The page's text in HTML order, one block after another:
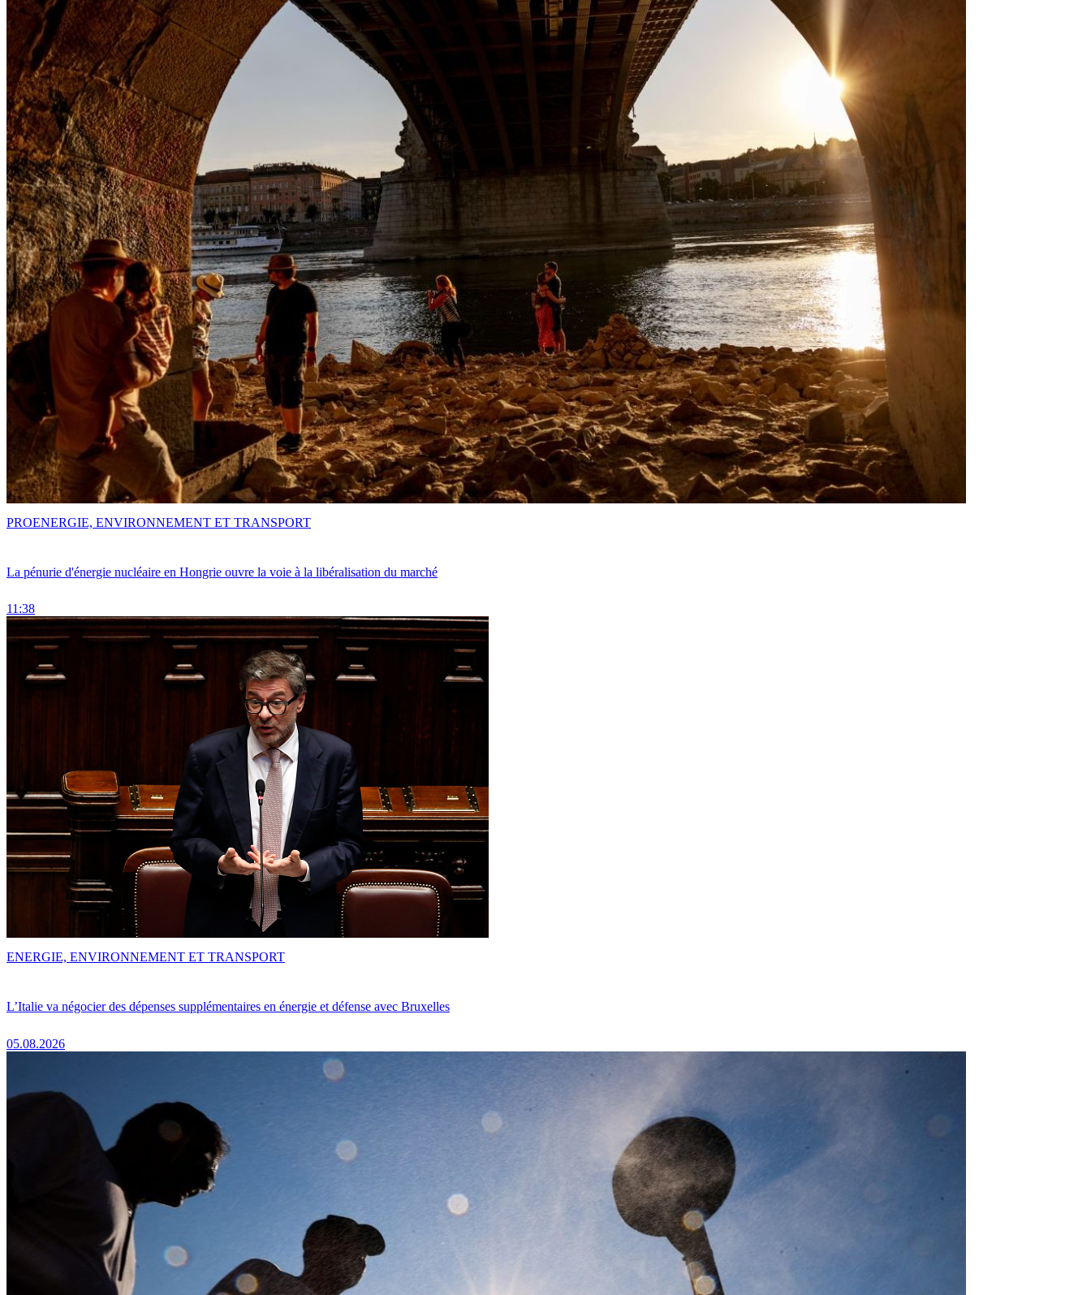
La pénurie d'énergie nucléaire en Hongrie ouvre la voie à la libéralisation du marché
11:38
PROENERGIE, ENVIRONNEMENT ET TRANSPORT
L’Italie va négocier des dépenses supplémentaires en énergie et défense avec Bruxelles
05.08.2026
ENERGIE, ENVIRONNEMENT ET TRANSPORT